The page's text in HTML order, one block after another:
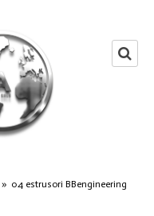
» 04 estrusori BBengineering